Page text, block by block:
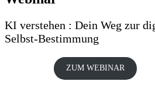
KI verstehen : Dein Weg zur
Selbst-Bestimmung
ZUM WEBINAR